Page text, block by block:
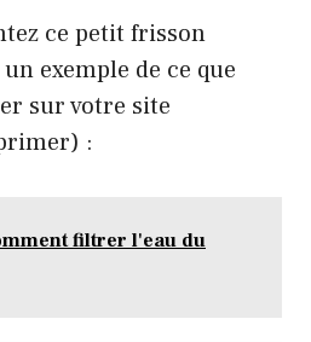
ce petit frisson
exemple de ce que
sur votre site
:
filtrer l'eau du